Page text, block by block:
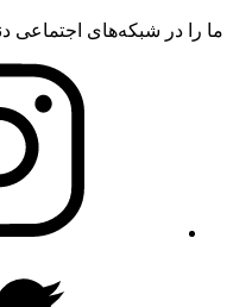
ما را در شبکه‌های اجتماعی